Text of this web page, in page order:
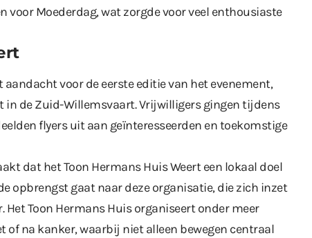
voor Moederdag, wat zorgde voor veel enthousiaste
aandacht voor de eerste editie van het evenement,
de Zuid-Willemsvaart. Vrijwilligers gingen tijdens
flyers uit aan geïnteresseerden en toekomstige
dat het Toon Hermans Huis Weert een lokaal doel
opbrengst gaat naar deze organisatie, die zich inzet
Toon Hermans Huis organiseert onder meer
of na kanker, waarbij niet alleen bewegen centraal